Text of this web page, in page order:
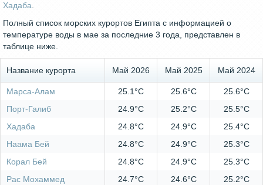
Хадаба.
Полный список морских курортов Египта с информацией о
температуре воды в мае за последние 3 года, представлен в
таблице ниже.
Название курорта Май 2026 Май 2025 Май 2024
Марса-Алам 25.1°C 25.6°C
25.6°C
Порт-Галиб
24.9°C 25.2°C
25.5°C
Хадаба
24.8°C 24.9°C
25.4°C
Наама Бей
24.8°C 24.9°C
25.3°C
Корал Бей
24.8°C 24.9°C
25.3°C
Рас Мохаммед
24.7°C 24.6°C
25.2°C